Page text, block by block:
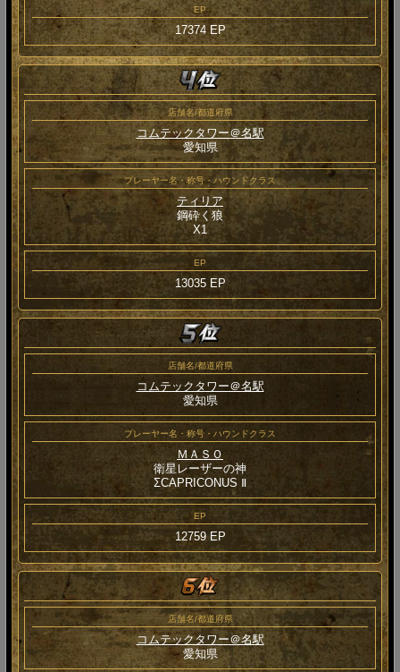
EP
17374 EP
店舗名/都道府県
コムテックタワー＠名駅
愛知県
プレーヤー名・称号・ハウンドクラス
ティリア
鋼砕く狼
Χ1
EP
13035 EP
店舗名/都道府県
コムテックタワー＠名駅
愛知県
プレーヤー名・称号・ハウンドクラス
ＭＡＳＯ
衛星レーザーの神
ΣCAPRICONUS Ⅱ
EP
12759 EP
店舗名/都道府県
コムテックタワー＠名駅
愛知県